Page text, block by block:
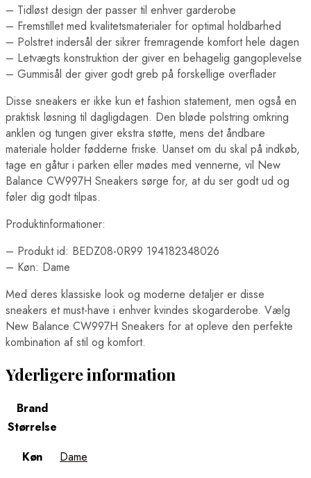
– Tidløst design der passer til enhver garderobe
– Fremstillet med kvalitetsmaterialer for optimal holdbarhed
– Polstret indersål der sikrer fremragende komfort hele dagen
– Letvægts konstruktion der giver en behagelig gangoplevelse
– Gummisål der giver godt greb på forskellige overflader
Disse sneakers er ikke kun et fashion statement, men også en
praktisk løsning til dagligdagen. Den bløde polstring omkring
anklen og tungen giver ekstra støtte, mens det åndbare
materiale holder fødderne friske. Uanset om du skal på indkøb,
tage en gåtur i parken eller mødes med vennerne, vil New
Balance CW997H Sneakers sørge for, at du ser godt ud og
føler dig godt tilpas.
Produktinformationer:
– Produkt id: BEDZ08-0R99 194182348026
– Køn: Dame
Med deres klassiske look og moderne detaljer er disse
sneakers et must-have i enhver kvindes skogarderobe. Vælg
New Balance CW997H Sneakers for at opleve den perfekte
kombination af stil og komfort.
Yderligere information
Brand
Størrelse
Køn
Dame